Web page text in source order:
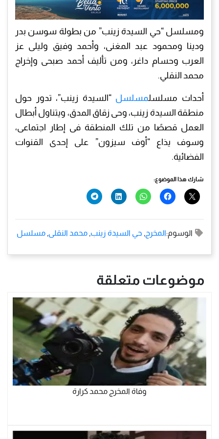
ومسلسل “حي السيدة زينب” من بطولة سوسن بدر
ودينا ومحمود عبد المغنى، وأحمد وفيق وليلى عز
العرب وحسام داغر، ومن تأليف أحمد صبحى وإخراج
محمد النقلي.
أحداث مسلسلمسلسل “السيدة زينب”، تدور حول
منطقة السيدة زينب، وحى زقاق المدق، ويتناول أبطال
العمل قصصًا من تلك المنطقة فى إطار اجتماعى،
وسوف يذاع “أوف سيزون” على إحدى القنوات
الفضائية.
شارك هذا الموضوع:
الوسوم:المخرج , حي السيدة زينب, محمد النقلى, مسلسل
موضوعات متعلقة
وفاة المخرج محمد كرارة